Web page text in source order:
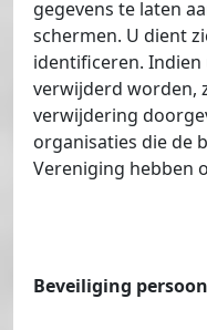
gegevens te laten
schermen. U dient
identificeren. Indien
verwijderd worden,
verwijdering
organisaties die de
Vereniging hebben
Beveiliging